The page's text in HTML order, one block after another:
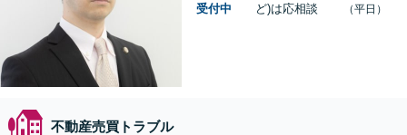
受付中
ど)は応相談
（平日）
不動産売買トラブル